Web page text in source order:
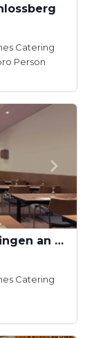
Catering
Person
Mercure Hotel Stuttgart Sindelfingen an der Messe
Catering